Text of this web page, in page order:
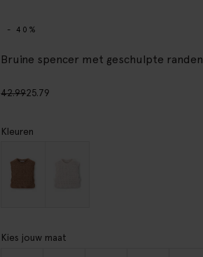
- 40%
Bruine spencer met geschulpte randen
42.9925.79
Kleuren
Kies jouw maat